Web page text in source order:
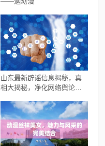
山东最新辟谣信息揭秘，真
相大揭秘，净化网络舆论风